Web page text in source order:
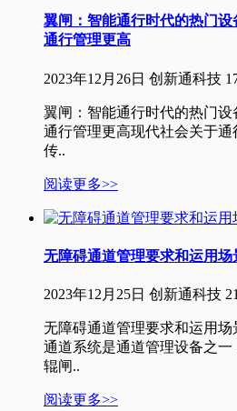
翼闸：智能通行时代的热门
通行管理更高
2023年12月26日 创新通科技
翼闸：智能通行时代的热门
通行管理更高现代社会关于通
传..
阅读更多>>
无障碍通道管理要求和运用场
2023年12月25日 创新通科技
无障碍通道管理要求和运用
通道系统是通道管理设备之
辊闸..
阅读更多>>